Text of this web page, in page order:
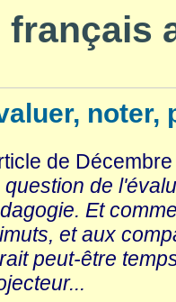
noter,
de
question de
Et
et aux
peut-être